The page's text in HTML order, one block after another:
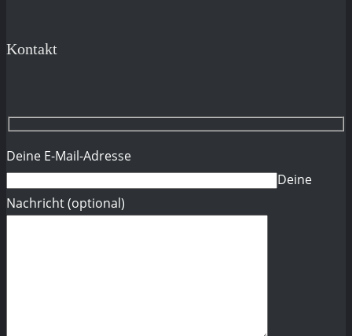
Kontakt
Deine E-Mail-Adresse
Deine
Nachricht (optional)